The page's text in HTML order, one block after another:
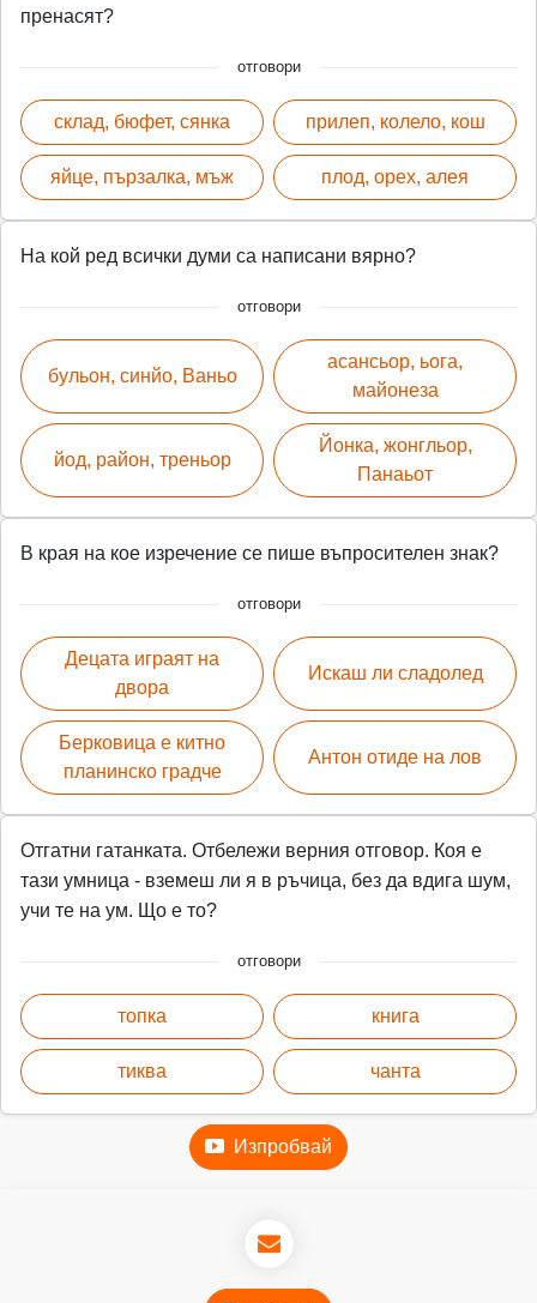
пренасят?
отговори
склад, бюфет, сянка
яйце, пързалка, мъж
прилеп, колело, кош
плод, орех, алея
На кой ред всички думи са написани вярно?
отговори
бульон, синйо, Ваньо
йод, район, треньор
асансьор, ьога,
майонеза
Йонка, жонгльор,
Панаьот
В края на кое изречение се пише въпросителен знак?
отговори
Децата играят на
двора
Берковица е китно
планинско градче
Искаш ли сладолед
Антон отиде на лов
Отгатни гатанката. Отбележи верния отговор. Коя е
тази умница - вземеш ли я в ръчица, без да вдига шум,
учи те на ум. Що е то?
отговори
топка
тиква
книга
чанта
Изпробвай